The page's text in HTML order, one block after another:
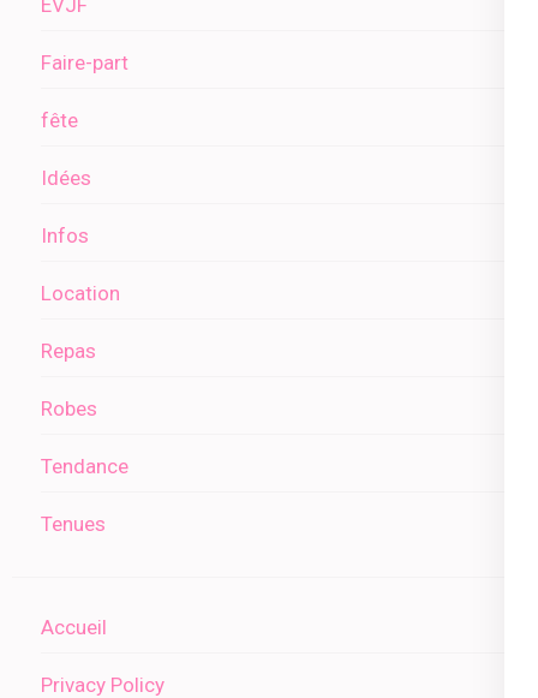
Faire-part
fête
Idées
Infos
Location
Repas
Robes
Tendance
Tenues
Accueil
Privacy Policy